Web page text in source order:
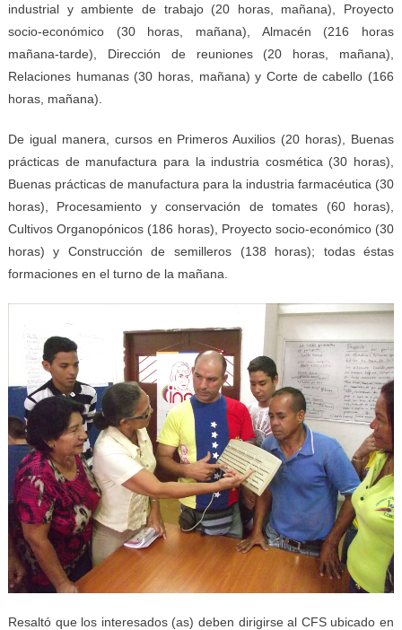
industrial y ambiente de trabajo (20 horas, mañana), Proyecto
socio-económico (30 horas, mañana), Almacén (216 horas
mañana-tarde), Dirección de reuniones (20 horas, mañana),
Relaciones humanas (30 horas, mañana) y Corte de cabello (166
horas, mañana).
De igual manera, cursos en Primeros Auxilios (20 horas), Buenas
prácticas de manufactura para la industria cosmética (30 horas),
Buenas prácticas de manufactura para la industria farmacéutica (30
horas), Procesamiento y conservación de tomates (60 horas),
Cultivos Organopónicos (186 horas), Proyecto socio-económico (30
horas) y Construcción de semilleros (138 horas); todas éstas
formaciones en el turno de la mañana.
Resaltó que los interesados (as) deben dirigirse al CFS ubicado en